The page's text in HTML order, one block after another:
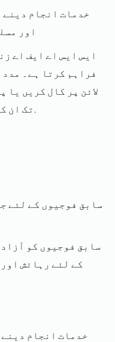
خدمات انجام
اور
ایس ایس اے ایف اے
فراہم کرتا ہے۔
تک ان کی آن لائن چیٹ کا استعمال کریں.
سابق فوجیوں کے لئے
سابق فوجیوں کو
کے لئے رہائش
خدمات انجام